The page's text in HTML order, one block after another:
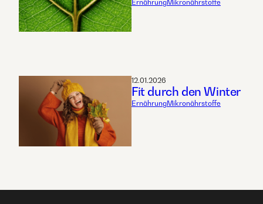
ErnährungMikronährstoffe
12.01.2026
Fit durch den Winter
ErnährungMikronährstoffe